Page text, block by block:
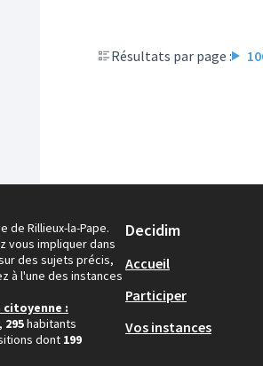
Résultats par page :
de Rillieux-la-Pape.
vous impliquer dans
des sujets précis,
à l'une des instances
:
295habitants
dont 199
Decidim
Accueil
Participer
Vos instances